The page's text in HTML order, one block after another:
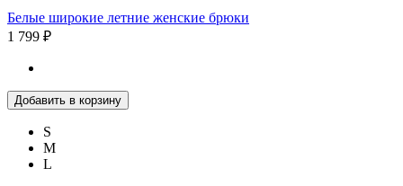
Белые широкие летние женские брюки
1 799 ₽
Добавить в корзину
S
M
L